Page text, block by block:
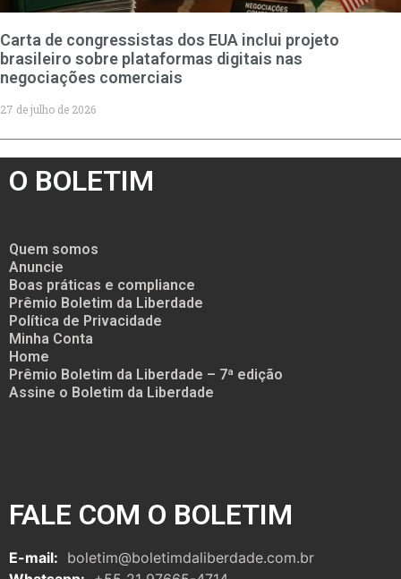
Carta de congressistas dos EUA inclui projeto
brasileiro sobre plataformas digitais nas
negociações comerciais
27 de julho de 2026
O BOLETIM
Quem somos
Anuncie
Boas práticas e compliance
Prêmio Boletim da Liberdade
Política de Privacidade
Minha Conta
Home
Prêmio Boletim da Liberdade – 7ª edição
Assine o Boletim da Liberdade
FALE COM O BOLETIM
E-mail: boletim@boletimdaliberdade.com.br